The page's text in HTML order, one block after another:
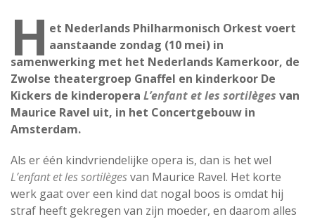
H et Nederlands Philharmonisch Orkest voert
aanstaande zondag (10 mei) in
samenwerking met het Nederlands Kamerkoor, de
Zwolse theatergroep Gnaffel en kinderkoor De
Kickers de kinderopera L’enfant et les sortilèges van
Maurice Ravel uit, in het Concertgebouw in
Amsterdam.
Als er één kindvriendelijke opera is, dan is het wel
L’enfant et les sortilègesvan Maurice Ravel. Het korte
werk gaat over een kind dat nogal boos is omdat hij
straf heeft gekregen van zijn moeder, en daarom alles